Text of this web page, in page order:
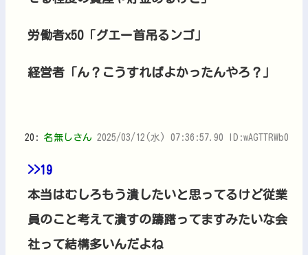
労働者x50「グエー首吊るンゴ」
経営者「ん？こうすればよかったんやろ？」
20: 名無しさん 2025/03/12(水) 07:36:57.90 ID:wAGTTRWb0
>>19
本当はむしろもう潰したいと思ってるけど従業
員のこと考えて潰すの躊躇ってますみたいな会
社って結構多いんだよね